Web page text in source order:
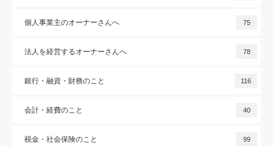
個人事業主のオーナーさんへ 75
法人を経営するオーナーさんへ 78
銀行・融資・財務のこと 116
会計・経費のこと 40
税金・社会保険のこと 99